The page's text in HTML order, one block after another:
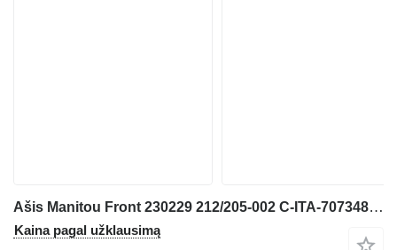
Ašis Manitou Front 230229 212/205-002 C-ITA-707348 teleskopinio frontalinio krautuvo Manitou MLT 633 TLS
Kaina pagal užklausimą